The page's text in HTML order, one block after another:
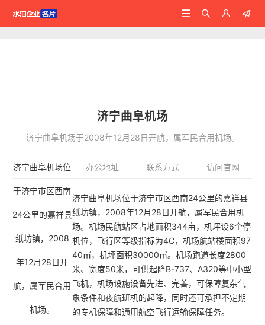




济宁曲阜机场
济宁曲阜机场于2008年12月28日开航，属军民合用机场。
济宁曲阜机场位
于济宁市区西南
24公里的嘉祥县
纸坊镇，2008
年12月28日开
航，属军民合用
机场。
办公地址 联系方式 访问官网
济宁曲阜机场位于济宁市区西南24公里的嘉祥县
纸坊镇，2008年12月28日开航，属军民合用机
场。机场民航站区占地面积344亩，机坪设6个停
机位，飞行区等级指标为4C，机场航站楼面积97
40㎡，机坪面积30000㎡。机场跑道长度2800
米、宽度50米，可供起降B-737、A320等中小型
飞机，机场设施设备先进、完善，可保障复杂气
象条件和夜航班机的起降，同时还可承担不定期
的专机保障和通用航空飞行运输保障任务。